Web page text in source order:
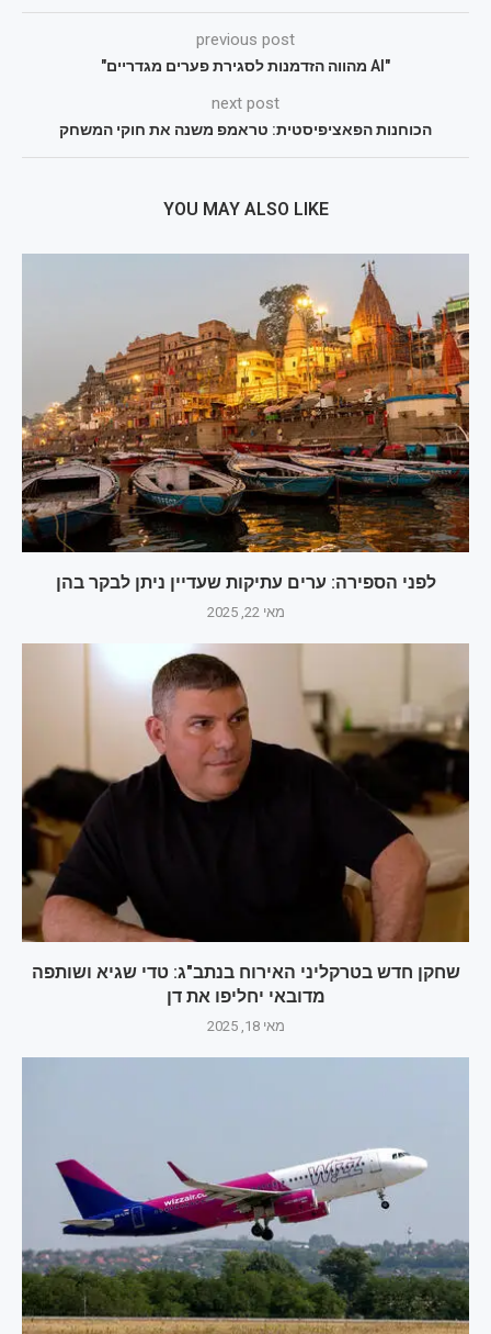
previous post
"AI מהווה הזדמנות לסגירת פערים מגדריים"
next post
הכוחנות הפאציפיסטית: טראמפ משנה את חוקי המשחק
YOU MAY ALSO LIKE
לפני הספירה: ערים עתיקות שעדיין ניתן לבקר בהן
מאי 22, 2025
שחקן חדש בטרקליני האירוח בנתב"ג: טדי שגיא ושותפה
מדובאי יחליפו את דן
מאי 18, 2025